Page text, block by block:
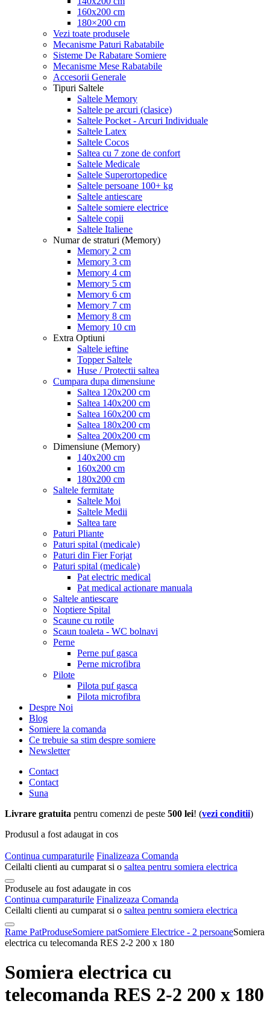
160x200 cm
180×200 cm
Vezi toate produsele
Mecanisme Paturi Rabatabile
Sisteme De Rabatare Somiere
Mecanisme Mese Rabatabile
Accesorii Generale
Tipuri Saltele
Saltele Memory
Saltele pe arcuri (clasice)
Saltele Pocket - Arcuri Individuale
Saltele Latex
Saltele Cocos
Saltea cu 7 zone de confort
Saltele Medicale
Saltele Superortopedice
Saltele persoane 100+ kg
Saltele antiescare
Saltele somiere electrice
Saltele copii
Saltele Italiene
Numar de straturi (Memory)
Memory 2 cm
Memory 3 cm
Memory 4 cm
Memory 5 cm
Memory 6 cm
Memory 7 cm
Memory 8 cm
Memory 10 cm
Extra Optiuni
Saltele ieftine
Topper Saltele
Huse / Protectii saltea
Cumpara dupa dimensiune
Saltea 120x200 cm
Saltea 140x200 cm
Saltea 160x200 cm
Saltea 180x200 cm
Saltea 200x200 cm
Dimensiune (Memory)
140x200 cm
160x200 cm
180x200 cm
Saltele fermitate
Saltele Moi
Saltele Medii
Saltea tare
Paturi Pliante
Paturi spital (medicale)
Paturi din Fier Forjat
Paturi spital (medicale)
Pat electric medical
Pat medical actionare manuala
Saltele antiescare
Noptiere Spital
Scaune cu rotile
Scaun toaleta - WC bolnavi
Perne
Perne puf gasca
Perne microfibra
Pilote
Pilota puf gasca
Pilota microfibra
Despre Noi
Blog
Somiere la comanda
Ce trebuie sa stim despre somiere
Newsletter
Contact
Contact
Suna
Livrare gratuita pentru comenzi de peste 500 lei! (vezi conditii)
Produsul a fost adaugat in cos
Continua cumparaturile Finalizeaza Comanda
Ceilalti clienti au cumparat si o saltea pentru somiera electrica
Produsele au fost adaugate in cos
Continua cumparaturile Finalizeaza Comanda
Ceilalti clienti au cumparat si o saltea pentru somiera electrica
Rame PatProduseSomiere patSomiere Electrice - 2 persoaneSomiera
electrica cu telecomanda RES 2-2 200 x 180
Somiera electrica cu
telecomanda RES 2-2 200 x 180